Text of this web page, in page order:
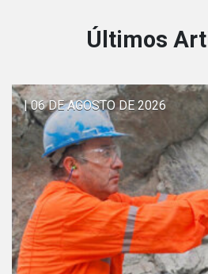
Últimos
| 06 DE AGOSTO DE 2026